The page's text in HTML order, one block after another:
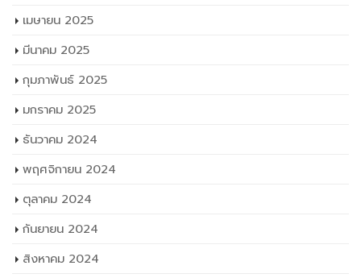
เมษายน 2025
มีนาคม 2025
กุมภาพันธ์ 2025
มกราคม 2025
ธันวาคม 2024
พฤศจิกายน 2024
ตุลาคม 2024
กันยายน 2024
สิงหาคม 2024